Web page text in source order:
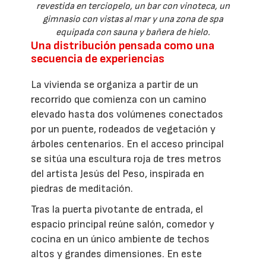
revestida en terciopelo, un bar con vinoteca, un
gimnasio con vistas al mar y una zona de spa
equipada con sauna y bañera de hielo.
Una distribución pensada como una
secuencia de experiencias
La vivienda se organiza a partir de un
recorrido que comienza con un camino
elevado hasta dos volúmenes conectados
por un puente, rodeados de vegetación y
árboles centenarios. En el acceso principal
se sitúa una escultura roja de tres metros
del artista Jesús del Peso, inspirada en
piedras de meditación.
Tras la puerta pivotante de entrada, el
espacio principal reúne salón, comedor y
cocina en un único ambiente de techos
altos y grandes dimensiones. En este